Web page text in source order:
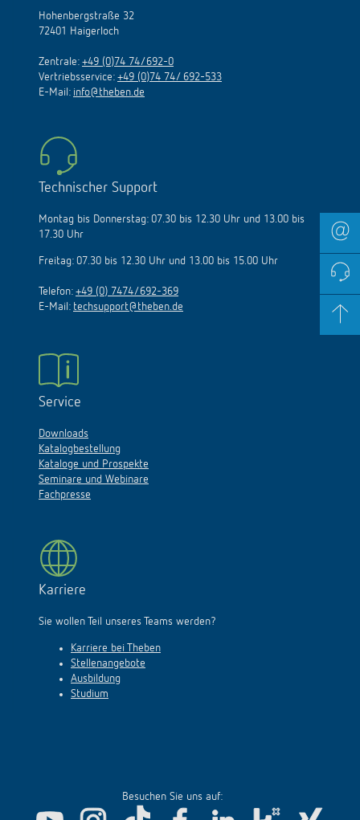
Hohenbergstraße 32
72401 Haigerloch
Zentrale: +49 (0)74 74/692-0
Vertriebsservice: +49 (0)74 74/ 692-533
E-Mail: info@theben.de
Technischer Support
Montag bis Donnerstag: 07.30 bis 12.30 Uhr und 13.00 bis
17.30 Uhr
Freitag: 07.30 bis 12.30 Uhr und 13.00 bis 15.00 Uhr
Telefon: +49 (0) 7474/692-369
E-Mail: techsupport@theben.de
Service
Downloads
Katalogbestellung
Kataloge und Prospekte
Seminare und Webinare
Fachpresse
Karriere
Sie wollen Teil unseres Teams werden?
Karriere bei Theben
Stellenangebote
Ausbildung
Studium
Besuchen Sie uns auf: